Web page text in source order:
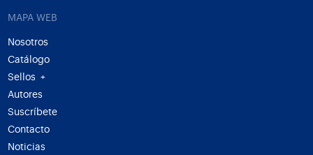
MAPA WEB
Nosotros
Catálogo
Sellos
+
Autores
Suscríbete
Contacto
Noticias